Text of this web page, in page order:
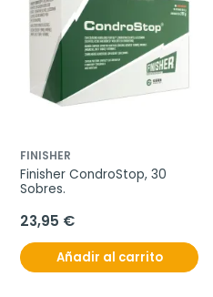
FINISHER
Finisher CondroStop, 30
Sobres.
23,95 €
Añadir al carrito